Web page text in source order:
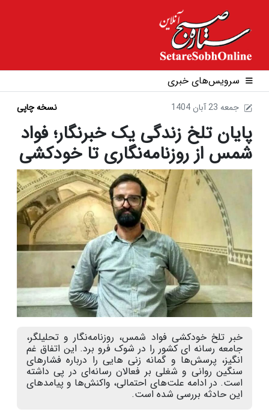
سرویس‌های خبری
1404 جمعه 23 آبان نسخه چاپی
پایان تلخ زندگی یک خبرنگار؛ فواد
شمس از روزنامه‌نگاری تا خودکشی
خبر تلخ خودکشی فواد شمس، روزنامه‌نگار و تحلیلگر،
جامعه رسانه ای کشور را در شوک فرو برد. این اتفاق غم
انگیز، پرسش‌ها و گمانه زنی هایی را درباره فشارهای
سنگین روانی و شغلی بر فعالان رسانه‌ای در پی داشته
است. در ادامه علت‌های احتمالی، واکنش‌ها و پیامدهای
این حادثه بررسی شده است.